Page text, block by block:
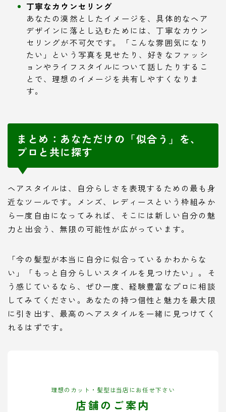
丁寧なカウンセリング
あなたの漠然としたイメージを、具体的なヘア
デザインに落とし込むためには、丁寧なカウン
セリングが不可欠です。「こんな雰囲気になり
たい」という写真を見せたり、好きなファッシ
ョンやライフスタイルについて話したりするこ
とで、理想のイメージを共有しやすくなりま
す。
まとめ：あなただけの「似合う」を、
プロと共に探す
ヘアスタイルは、自分らしさを表現するための最も身
近なツールです。メンズ、レディースという枠組みか
ら一度自由になってみれば、そこには新しい自分の魅
力と出会う、無限の可能性が広がっています。
「今の髪型が本当に自分に似合っているかわからな
い」「もっと自分らしいスタイルを見つけたい」。そ
う感じているなら、ぜひ一度、経験豊富なプロに相談
してみてください。あなたの持つ個性と魅力を最大限
に引き出す、最高のヘアスタイルを一緒に見つけてく
れるはずです。
理想のカット・髪型は当店にお任せ下さい
店舗のご案内